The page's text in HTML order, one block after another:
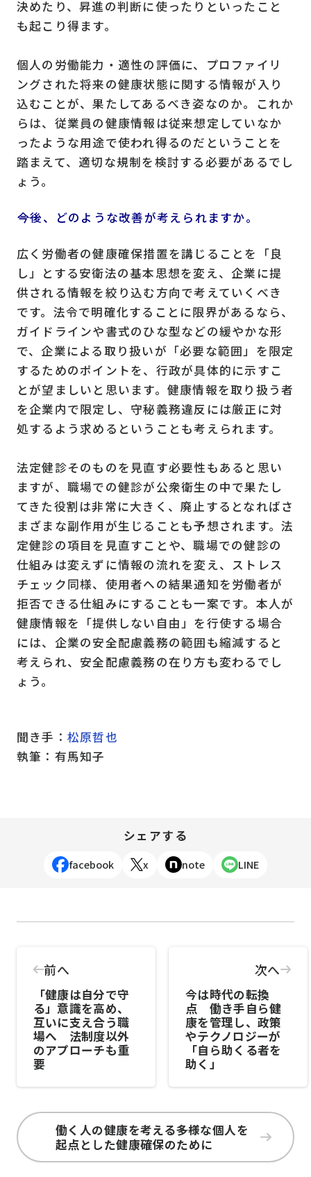
決めたり、昇進の判断に使ったりといったこと
も起こり得ます。
個人の労働能力・適性の評価に、プロファイリ
ングされた将来の健康状態に関する情報が入り
込むことが、果たしてあるべき姿なのか。これか
らは、従業員の健康情報は従来想定していなか
ったような用途で使われ得るのだということを
踏まえて、適切な規制を検討する必要があるでし
ょう。
――今後、どのような改善が考えられますか。
広く労働者の健康確保措置を講じることを「良
し」とする安衛法の基本思想を変え、企業に提
供される情報を絞り込む方向で考えていくべき
です。法令で明確化することに限界があるなら、
ガイドラインや書式のひな型などの緩やかな形
で、企業による取り扱いが「必要な範囲」を限定
するためのポイントを、行政が具体的に示すこ
とが望ましいと思います。健康情報を取り扱う者
を企業内で限定し、守秘義務違反には厳正に対
処するよう求めるということも考えられます。
法定健診そのものを見直す必要性もあると思い
ますが、職場での健診が公衆衛生の中で果たし
てきた役割は非常に大きく、廃止するとなればさ
まざまな副作用が生じることも予想されます。法
定健診の項目を見直すことや、職場での健診の
仕組みは変えずに情報の流れを変え、ストレス
チェック同様、使用者への結果通知を労働者が
拒否できる仕組みにすることも一案です。本人が
健康情報を「提供しない自由」を行使する場合
には、企業の安全配慮義務の範囲も縮減すると
考えられ、安全配慮義務の在り方も変わるでし
ょう。
聞き手： 松原哲也
執筆：有馬知子
シェアする
facebook x note LINE
前へ
「健康は自分で守
る」意識を高め、
互いに支え合う職
場へ 法制度以外
のアプローチも重
要
次へ
今は時代の転換
点 働き手自ら健
康を管理し、政策
やテクノロジーが
「自ら助くる者を
助く」
働く人の健康を考える――多様な個人を
起点とした健康確保のために